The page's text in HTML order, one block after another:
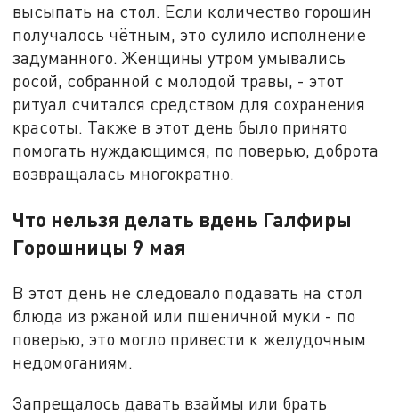
высыпать на стол. Если количество горошин
получалось чётным, это сулило исполнение
задуманного. Женщины утром умывались
росой, собранной с молодой травы, - этот
ритуал считался средством для сохранения
красоты. Также в этот день было принято
помогать нуждающимся, по поверью, доброта
возвращалась многократно.
Что нельзя делать вдень Галфиры
Горошницы 9 мая
В этот день не следовало подавать на стол
блюда из ржаной или пшеничной муки - по
поверью, это могло привести к желудочным
недомоганиям.
Запрещалось давать взаймы или брать